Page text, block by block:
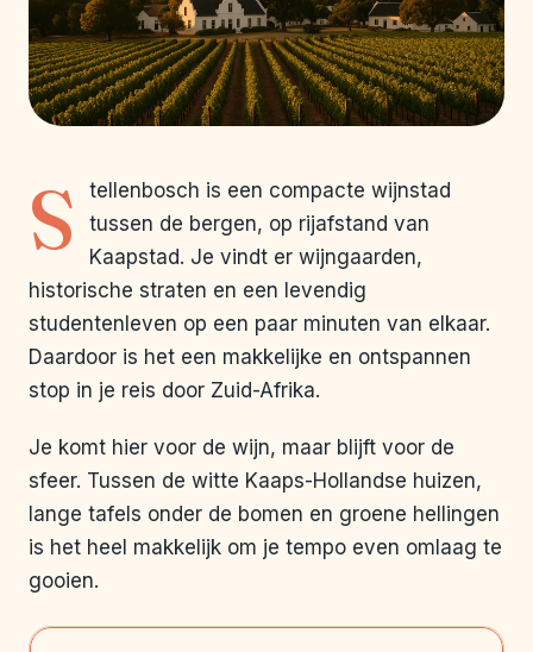
S
tellenbosch is een compacte wijnstad
tussen de bergen, op rijafstand van
Kaapstad. Je vindt er wijngaarden,
historische straten en een levendig
studentenleven op een paar minuten van elkaar.
Daardoor is het een makkelijke en ontspannen
stop in je reis door Zuid-Afrika.
Je komt hier voor de wijn, maar blijft voor de
sfeer. Tussen de witte Kaaps-Hollandse huizen,
lange tafels onder de bomen en groene hellingen
is het heel makkelijk om je tempo even omlaag te
gooien.